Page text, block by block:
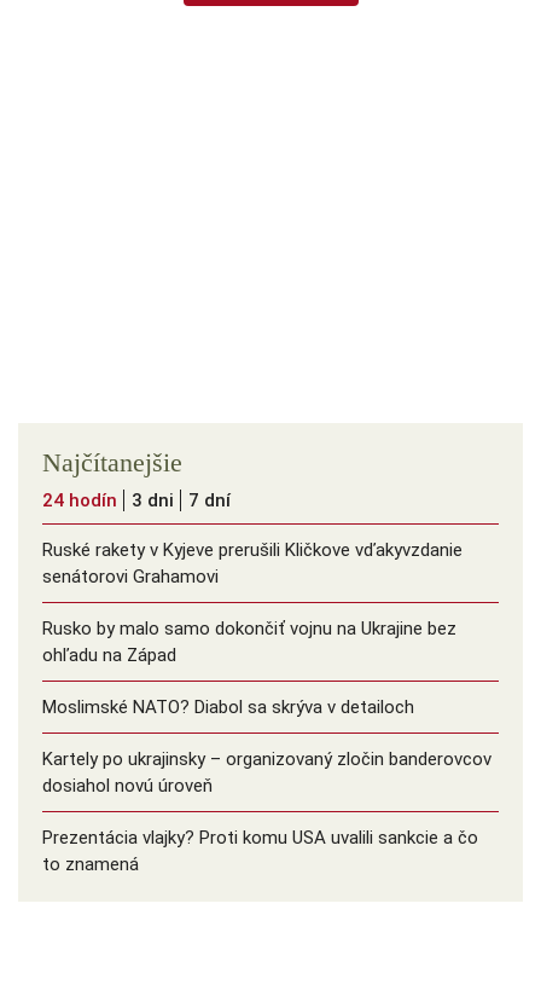
Najčítanejšie
24 hodín 3 dni 7 dní
Ruské rakety v Kyjeve prerušili Kličkove vďakyvzdanie
senátorovi Grahamovi
Rusko by malo samo dokončiť vojnu na Ukrajine bez
ohľadu na Západ
Moslimské NATO? Diabol sa skrýva v detailoch
Kartely po ukrajinsky – organizovaný zločin banderovcov
dosiahol novú úroveň
Prezentácia vlajky? Proti komu USA uvalili sankcie a čo
to znamená